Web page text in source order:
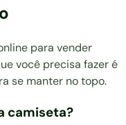
para vender
você precisa fazer é
se manter no topo.
camiseta?